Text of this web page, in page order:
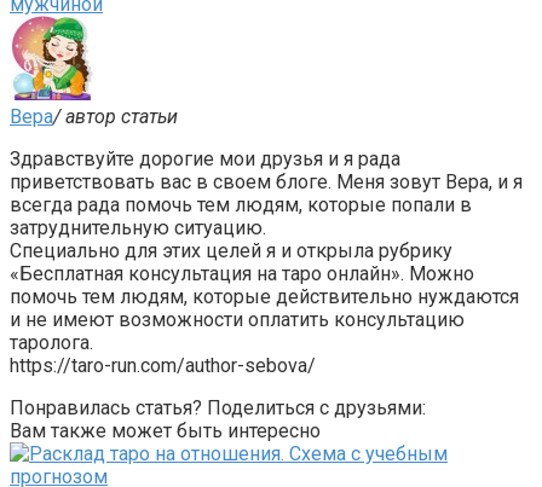
мужчиной
Вера/ автор статьи
Здравствуйте дорогие мои друзья и я рада
приветствовать вас в своем блоге. Меня зовут Вера, и я
всегда рада помочь тем людям, которые попали в
затруднительную ситуацию.
Специально для этих целей я и открыла рубрику
«Бесплатная консультация на таро онлайн». Можно
помочь тем людям, которые действительно нуждаются
и не имеют возможности оплатить консультацию
таролога.
https://taro-run.com/author-sebova/
Понравилась статья? Поделиться с друзьями:
Вам также может быть интересно